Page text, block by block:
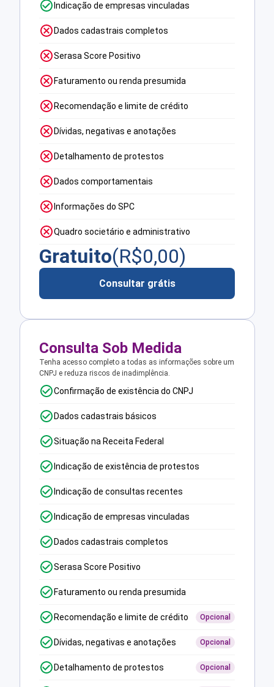
Indicação de empresas vinculadas
Dados cadastrais completos
Serasa Score Positivo
Faturamento ou renda presumida
Recomendação e limite de crédito
Dívidas, negativas e anotações
Detalhamento de protestos
Dados comportamentais
Informações do SPC
Quadro societário e administrativo
Gratuito(R$0,00)
Consultar grátis
Consulta Sob Medida
Tenha acesso completo a todas as informações sobre um
CNPJ e reduza riscos de inadimplência.
Confirmação de existência do CNPJ
Dados cadastrais básicos
Situação na Receita Federal
Indicação de existência de protestos
Indicação de consultas recentes
Indicação de empresas vinculadas
Dados cadastrais completos
Serasa Score Positivo
Faturamento ou renda presumida
Recomendação e limite de crédito Opcional
Dívidas, negativas e anotações Opcional
Detalhamento de protestos Opcional